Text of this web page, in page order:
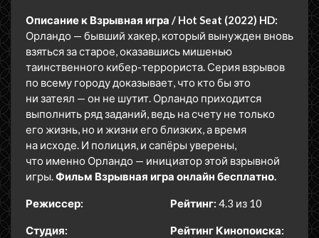
Описание к Взрывная игра / Hot Seat (2022) HD:
Орландо — бывший хакер, который вынужден вновь
взяться за старое, оказавшись мишенью
таинственного кибер-террориста. Серия взрывов
по всему городу доказывает, что кто бы это
ни затеял — он не шутит. Орландо приходится
выполнить ряд заданий, ведь на счету не только
его жизнь, но и жизни его близких, а время
на исходе. И полиция, и сапёры уверены,
что именно Орландо — инициатор этой взрывной
игры.Фильм Взрывная игра онлайн бесплатно.
Режиссер:
Студия:
Рейтинг: 4.3 из 10
Рейтинг Кинопоиска: